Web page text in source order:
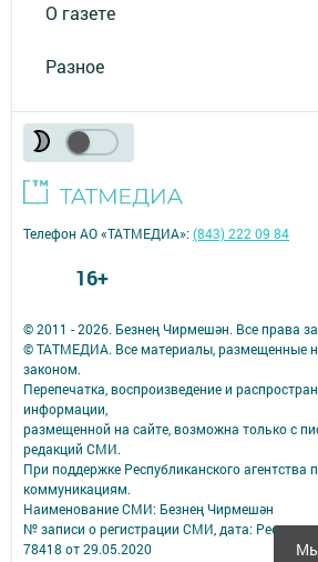
О газете
Разное
© 2011 - 2026. Безнең Чирмешән. Все права
© ТАТМЕДИА. Все материалы, размещенные
законом.
Перепечатка, воспроизведение и
информации,
размещенной на сайте, возможна только с
редакций СМИ.
При поддержке Республиканского агентства
коммуникациям.
Наименование СМИ: Безнең Чирмешән
№ записи о регистрации СМИ, дата:
78418 от 29.05.2020
Телефон АО «ТАТМЕДИА»:(843) 222 09 84
16+